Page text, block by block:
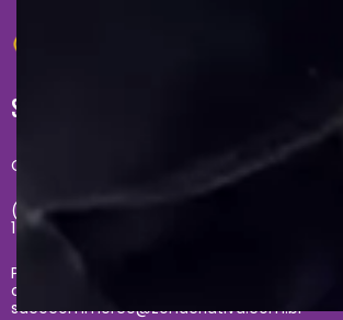
SUPORTE
Central de atendimento exclusivo do site:
(11) 2681-4020 - Segunda à sexta das 09h
17h
Problemas com sua compra no site, entre
contato com
sacecommerce@zonacriativa.com.br